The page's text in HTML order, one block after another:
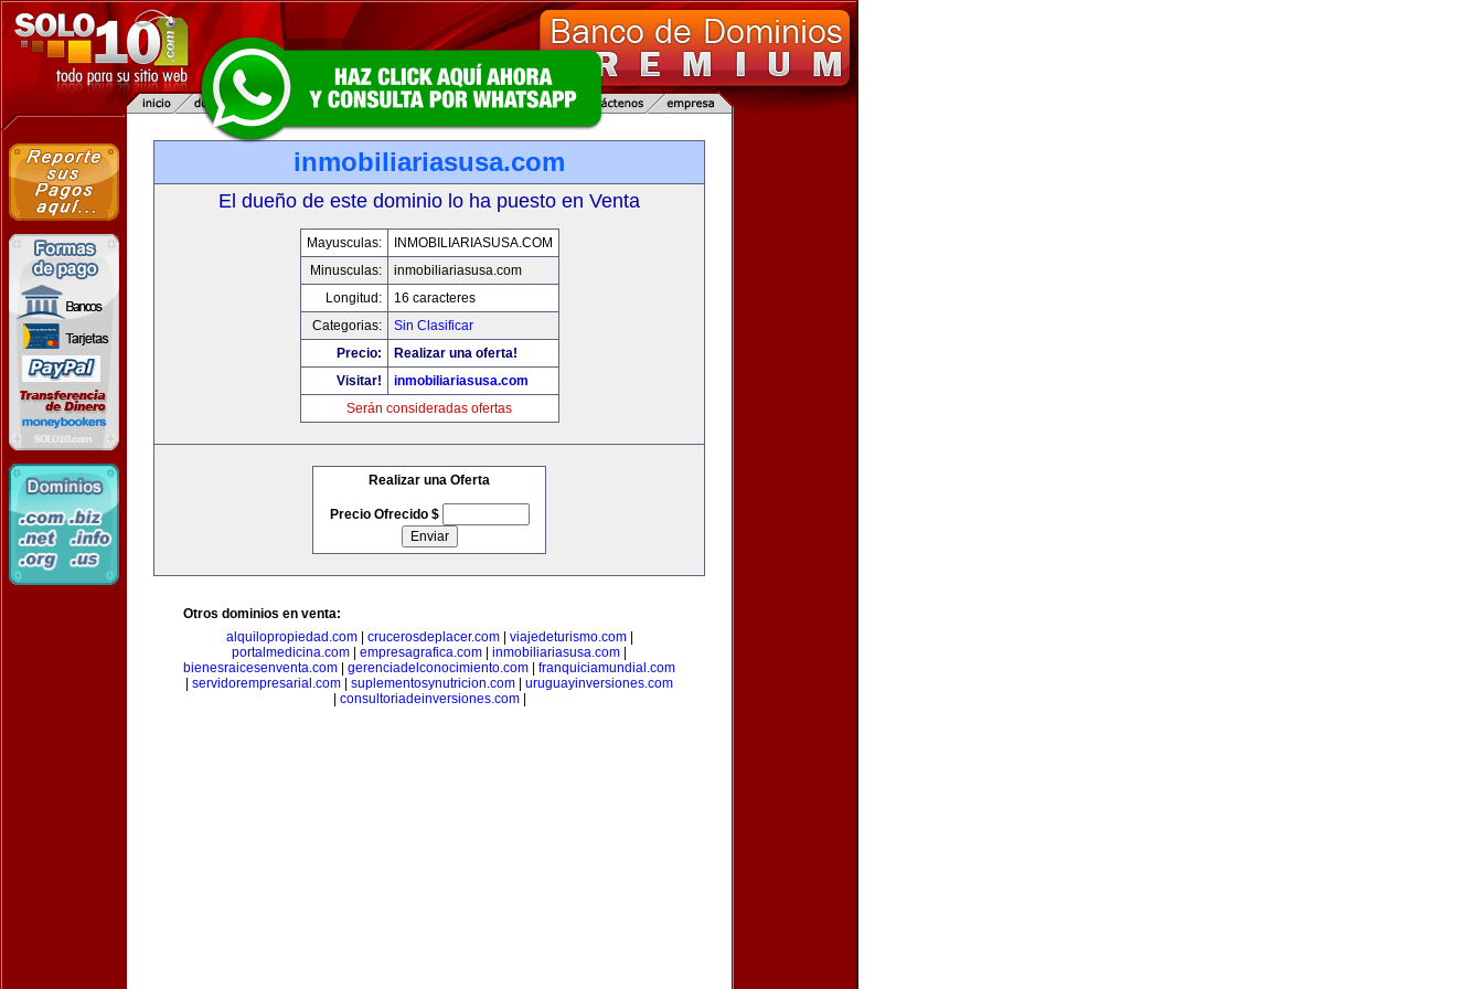
inmobiliariasusa.com
El dueño de este dominio lo ha puesto en Venta
Mayusculas:
INMOBILIARIASUSA.COM
Minusculas:
inmobiliariasusa.com
Longitud:
16 caracteres
Categorias:
Sin Clasificar
Precio:
Realizar una oferta!
Visitar!
inmobiliariasusa.com
Serán consideradas ofertas
Realizar una Oferta
Precio Ofrecido $
Otros dominios en venta:
alquilopropiedad.com| crucerosdeplacer.com| viajedeturismo.com|
portalmedicina.com
empresagrafica.com inmobiliariasusa.com
bienesraicesenventa.com
gerenciadelconocimiento.com
franquiciamundial.com
servidorempresarial.com suplementosynutricion.com
uruguayinversiones.com
consultoriadeinversiones.com|